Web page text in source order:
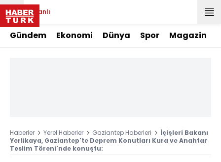
Canlı
Gündem Ekonomi Dünya Spor Magazin
Haberler Yerel Haberler Gaziantep Haberleri
İçişleri Bakanı
Yerlikaya, Gaziantep'te Deprem Konutları Kura ve Anahtar
Teslim Töreni'nde konuştu: